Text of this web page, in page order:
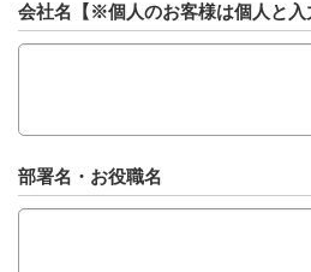
会社名【※個人のお客様は個人と入
部署名・お役職名